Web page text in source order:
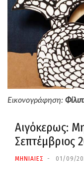
Εικονογράφηση:
Αιγόκερως:
Σεπτέμβριος
ΜΗΝΙΑΙΕΣ 01/09/